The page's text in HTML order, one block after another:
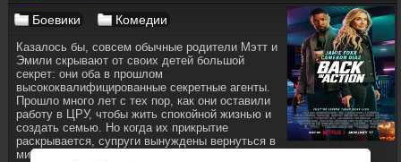
Боевики Комедии
Казалось бы, совсем обычные родители Мэтт и
Эмили скрывают от своих детей большой
секрет: они оба в прошлом
высококвалифицированные секретные агенты.
Прошло много лет с тех пор, как они оставили
работу в ЦРУ, чтобы жить спокойной жизнью и
создать семью. Но когда их прикрытие
раскрывается, супруги вынуждены вернуться в
мир шпионажа.